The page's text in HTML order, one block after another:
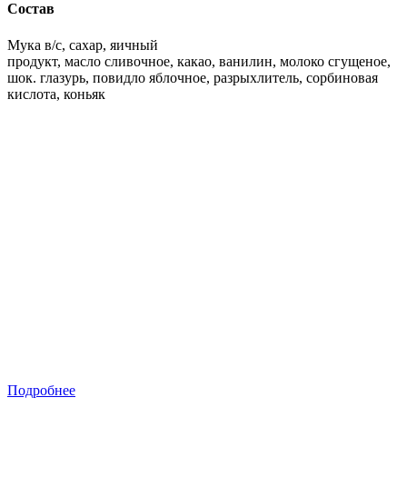
Состав
Мука в/с, сахар, яичный
продукт, масло сливочное, какао, ванилин, молоко сгущеное,
шок. глазурь, повидло яблочное, разрыхлитель, сорбиновая
кислота, коньяк
Подробнее